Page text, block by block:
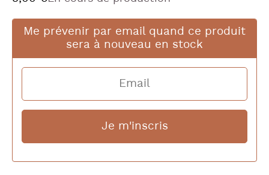
Me prévenir par email quand ce produit
sera à nouveau en stock